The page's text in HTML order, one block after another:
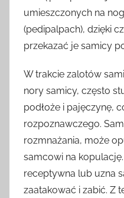
umieszczonych na
(pedipalpach), dzięki
przekazać je samicy
W trakcie zalotów
nory samicy, często
podłoże i pajęczynę,
rozpoznawczego.
rozmnażania, może
samcowi na
receptywna lub uzna
zaatakować i zabić. Z